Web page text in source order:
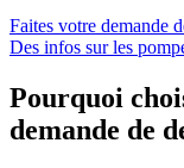
Faites votre demande
Des infos sur les
Pourquoi
demande de